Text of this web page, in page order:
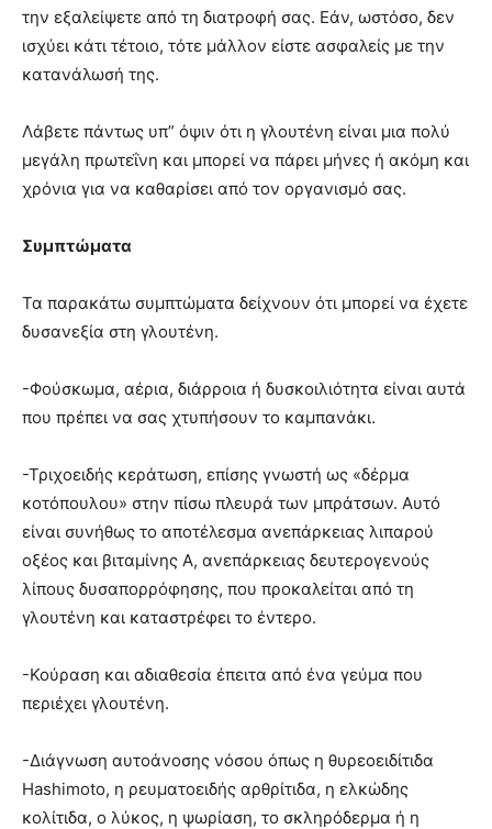
την εξαλείψετε από τη διατροφή σας. Εάν, ωστόσο, δεν
ισχύει κάτι τέτοιο, τότε μάλλον είστε ασφαλείς με την
κατανάλωσή της.
Λάβετε πάντως υπ” όψιν ότι η γλουτένη είναι μια πολύ
μεγάλη πρωτεΐνη και μπορεί να πάρει μήνες ή ακόμη και
χρόνια για να καθαρίσει από τον οργανισμό σας.
Συμπτώματα
Τα παρακάτω συμπτώματα δείχνουν ότι μπορεί να έχετε
δυσανεξία στη γλουτένη.
-Φούσκωμα, αέρια, διάρροια ή δυσκοιλιότητα είναι αυτά
που πρέπει να σας χτυπήσουν το καμπανάκι.
-Τριχοειδής κεράτωση, επίσης γνωστή ως «δέρμα
κοτόπουλου» στην πίσω πλευρά των μπράτσων. Αυτό
είναι συνήθως το αποτέλεσμα ανεπάρκειας λιπαρού
οξέος και βιταμίνης Α, ανεπάρκειας δευτερογενούς
λίπους δυσαπορρόφησης, που προκαλείται από τη
γλουτένη και καταστρέφει το έντερο.
-Κούραση και αδιαθεσία έπειτα από ένα γεύμα που
περιέχει γλουτένη.
-Διάγνωση αυτοάνοσης νόσου όπως η θυρεοειδίτιδα
Hashimoto, η ρευματοειδής αρθρίτιδα, η ελκώδης
κολίτιδα, ο λύκος, η ψωρίαση, το σκληρόδερμα ή η